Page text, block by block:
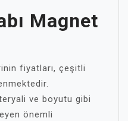
Magnet
fiyatları, çeşitli
ve boyutu gibi
önemli